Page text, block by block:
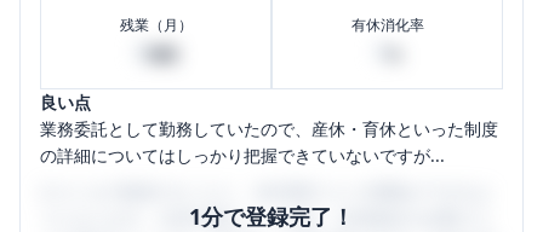
残業（月） 有休消化率
良い点
業務委託として勤務していたので、産休・育休といった制度
の詳細についてはしっかり把握できていないですが...
1分で登録完了！
うになります。SHEHUB(シーハブ)は、女性限定の企業口コ